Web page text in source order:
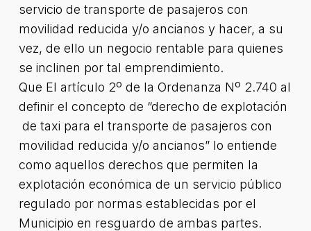
servicio de transporte de pasajeros con
movilidad reducida y/o ancianos y hacer, a su
vez, de ello un negocio rentable para quienes
se inclinen por tal emprendimiento.
Que El artículo 2º de la Ordenanza Nº 2.740 al
definir el concepto de “derecho de explotación
de taxi para el transporte de pasajeros con
movilidad reducida y/o ancianos” lo entiende
como aquellos derechos que permiten la
explotación económica de un servicio público
regulado por normas establecidas por el
Municipio en resguardo de ambas partes.